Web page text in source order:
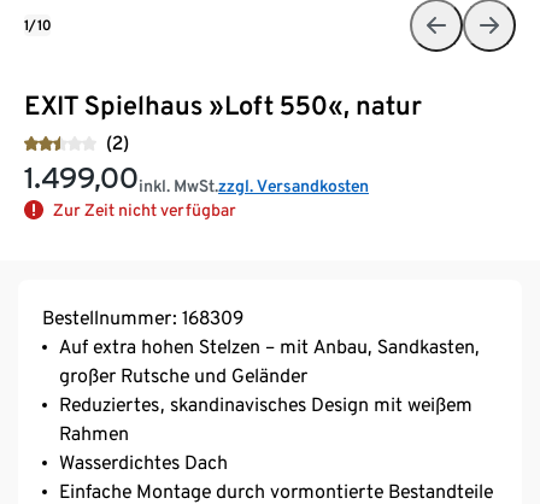
EXIT Spielhaus »Loft 550«, natur
(2)
1.499,00inkl. MwSt.zzgl. Versandkosten
Zur Zeit nicht verfügbar
1/10
Bestellnummer: 168309
Auf extra hohen Stelzen – mit Anbau, Sandkasten,
großer Rutsche und Geländer
Reduziertes, skandinavisches Design mit weißem
Rahmen
Wasserdichtes Dach
Einfache Montage durch vormontierte Bestandteile